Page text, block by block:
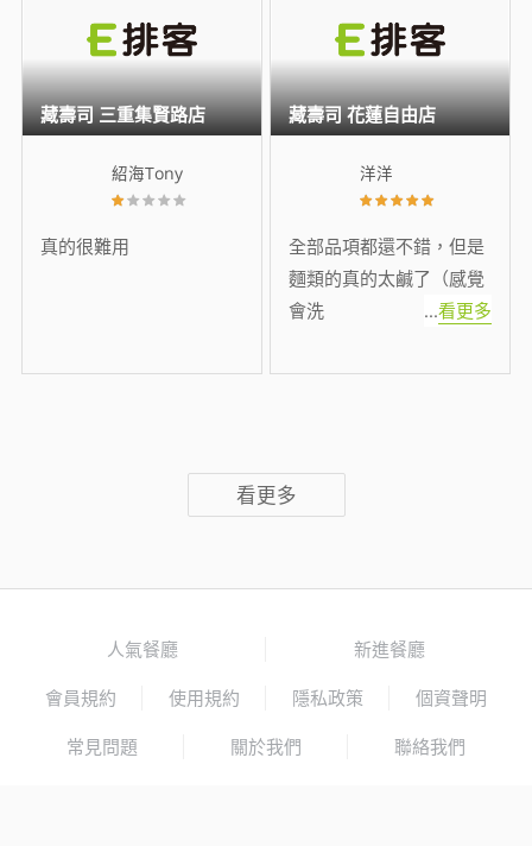
紹海Tony
真的很難用
藏壽司 三重集賢路店
洋洋
全部品項都還不錯，但是
麵類的真的太鹹了（感覺
會洗
...看更多
藏壽司 花蓮自由店
看更多
人氣餐廳 新進餐廳
會員規約 使用規約 隱私政策 個資聲明
常見問題 關於我們 聯絡我們